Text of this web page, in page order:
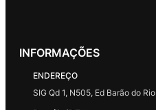
INFORMAÇÕES
ENDEREÇO
SIG Qd 1, N505, Ed Barão do